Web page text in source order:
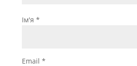
Ім'я *
Email *